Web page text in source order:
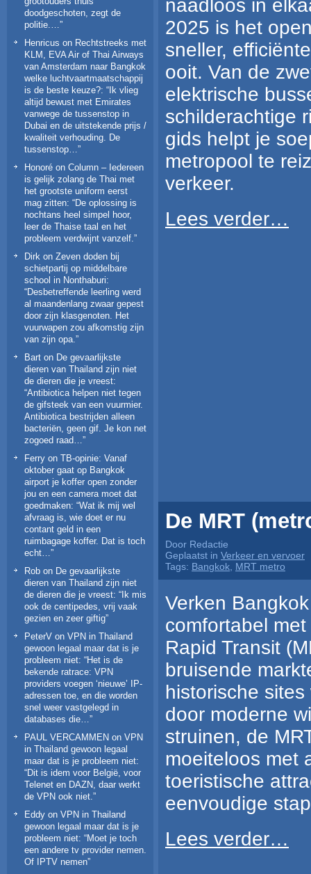
doodgeschoten, zegt de
politie.… ”
Henricus on Rechtstreeks met
KLM, EVA Air of Thai Airways
van Amsterdam naar Bangkok
welke luchtvaartmaatschappij
is de beste keuze?: “Ik vlieg
altijd bewust met Emirates
vanwege de tussenstop in
Dubai en de uitstekende prijs /
kwaliteit verhouding. De
tussenstop… ”
Honoré on Column – Iedereen
is gelijk zolang de Thai met
het grootste uniform eerst
mag zitten: “De oplossing is
nochtans heel simpel hoor,
leer de Thaise taal en het
probleem verdwijnt vanzelf. ”
Dirk on Zeven doden bij
schietpartij op middelbare
school in Nonthaburi:
“Desbetreffende leerling werd
al maandenlang zwaar gepest
door zijn klasgenoten. Het
vuurwapen zou afkomstig zijn
van zijn opa. ”
Bart on De gevaarlijkste
dieren van Thailand zijn niet
de dieren die je vreest:
“Antibiotica helpen niet tegen
de gifsteek van een vuurmier.
Antibiotica bestrijden alleen
bacteriën, geen gif. Je kon net
zogoed raad… ”
Ferry on TB-opinie: Vanaf
oktober gaat op Bangkok
airport je koffer open zonder
jou en een camera moet dat
goedmaken: “Wat ik mij wel
afvraag is, wie doet er nu
contant geld in een
ruimbagage koffer. Dat is toch
echt…”
Rob on De gevaarlijkste
dieren van Thailand zijn niet
de dieren die je vreest: “ Ik mis
ook de centipedes, vrij vaak
gezien en zeer giftig”
PeterV on VPN in Thailand
gewoon legaal maar dat is je
probleem niet: “Het is de
bekende ratrace: VPN
providers voegen ‘nieuwe’ IP-
adressen toe, en die worden
snel weer vastgelegd in
databases die…”
PAUL VERCAMMEN on VPN
in Thailand gewoon legaal
maar dat is je probleem niet:
“Dit is idem voor België, voor
Telenet en DAZN, daar werkt
de VPN ook niet.”
Eddy on VPN in Thailand
gewoon legaal maar dat is je
probleem niet: “Moet je toch
een andere tv provider nemen.
Of IPTV nemen”
naadloos in
2025 is het
sneller,
ooit. Van de
elektrische
schilderachtige
gids helpt je
metropool te
verkeer.
Lees verder…
De MRT
Door Redactie
Geplaatst in Verkeer en vervoer
Tags: Bangkok MRT metro
Verken
comfortabel
Rapid Transit
bruisende
historische
door moderne
struinen, de
moeiteloos met
toeristische
eenvoudige
Lees verder…